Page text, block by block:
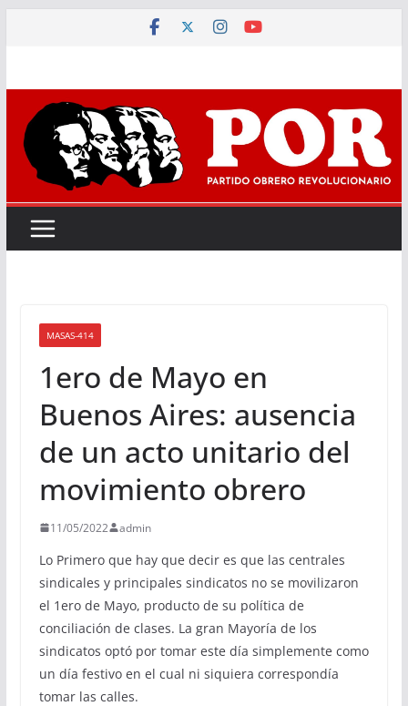
MASAS-414
1ero de Mayo en
Buenos Aires: ausencia
de un acto unitario del
movimiento obrero
11/05/2022 admin
Lo Primero que hay que decir es que las centrales
sindicales y principales sindicatos no se movilizaron
el 1ero de Mayo, producto de su política de
conciliación de clases. La gran Mayoría de los
sindicatos optó por tomar este día simplemente como
un día festivo en el cual ni siquiera correspondía
tomar las calles.